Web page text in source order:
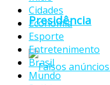
Presidência
Cidades
Economia
Esporte
Entretenimento
Brasil
Mundo